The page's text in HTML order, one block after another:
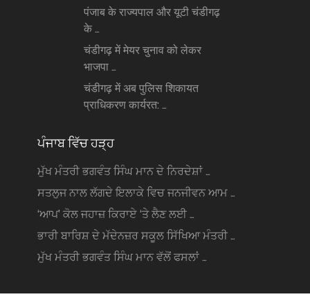
पंजाब के राज्यपाल और यूटी चंडीगढ़
के …
चंडीगढ़ में मेयर चुनाव को लेकर
भाजपा …
चंडीगढ़ में अब पुलिस शिकायत
प्राधिकरण कार्यरत: …
ਪੰਜਾਬ ਵਿੱਚ ਹੜ੍ਹ
ਮੁੱਖ ਮੰਤਰੀ ਭਗਵੰਤ ਸਿੰਘ ਮਾਨ ਦੇ ਨਿਰਦੇਸ਼ਾਂ …
ਸਤਲੁਜ ਨਾਲ ਲੱਗਦੇ ਇਲਾਕੇ ਵਿਚ ਜਨਜੀਵਨ ਆਮ …
‘ਆਪ’ ਕੋਲ ਜਹਾਜ਼ ਕਿਰਾਏ ‘ਤੇ ਲੈਣ ਲਈ …
ਭਾਰੀ ਬਾਰਿਸ਼ ਦੇ ਮੱਦੇਨਜ਼ਰ ਸਕੂਲ ਸਿੱਖਿਆ ਮੰਤਰੀ …
ਮੁੱਖ ਮੰਤਰੀ ਭਗਵੰਤ ਸਿੰਘ ਮਾਨ ਵੱਲੋਂ ਫਸਲਾਂ …